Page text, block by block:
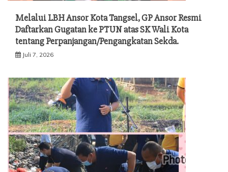
Melalui LBH Ansor Kota Tangsel, GP Ansor Resmi
Daftarkan Gugatan ke PTUN atas SK Wali Kota
tentang Perpanjangan/Pengangkatan Sekda.
Juli 7, 2026